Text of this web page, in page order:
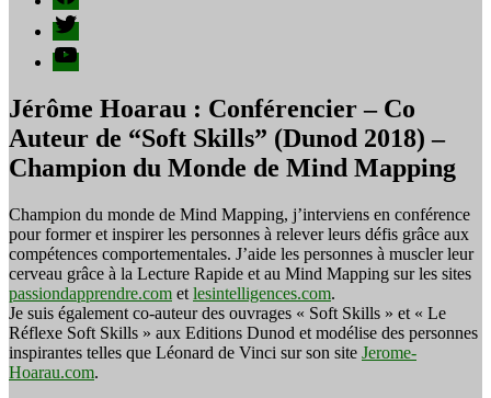
Twitter
YouTube
Jérôme Hoarau : Conférencier – Co
Auteur de “Soft Skills” (Dunod 2018) –
Champion du Monde de Mind Mapping
Champion du monde de Mind Mapping, j’interviens en conférence
pour former et inspirer les personnes à relever leurs défis grâce aux
compétences comportementales. J’aide les personnes à muscler leur
cerveau grâce à la Lecture Rapide et au Mind Mapping sur les sites
passiondapprendre.com et lesintelligences.com.
Je suis également co-auteur des ouvrages « Soft Skills » et « Le
Réflexe Soft Skills » aux Editions Dunod et modélise des personnes
inspirantes telles que Léonard de Vinci sur son site Jerome-
Hoarau.com.